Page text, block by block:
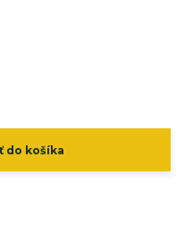
do košíka